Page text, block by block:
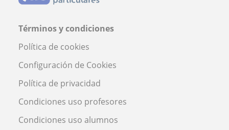
Términos y condiciones
Política de cookies
Configuración de Cookies
Política de privacidad
Condiciones uso profesores
Condiciones uso alumnos